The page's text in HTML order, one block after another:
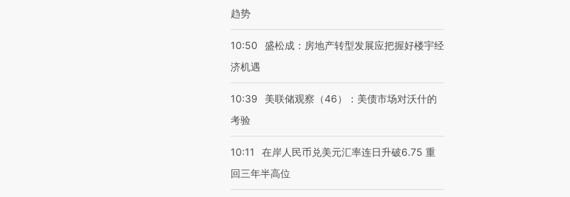
趋势
10:50
盛松成：房地产转型发展应把握好楼宇经
济机遇
10:39
美联储观察（46）：美债市场对沃什的
考验
10:11
在岸人民币兑美元汇率连日升破6.75 重
回三年半高位